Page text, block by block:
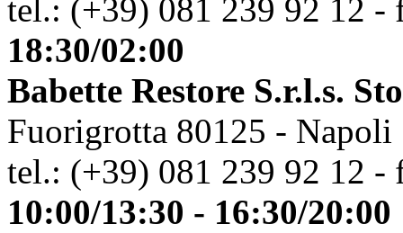
tel.: (+39) 081 239 92 12 -
18:30/02:00
Babette Restore S.r.l.s.
Fuorigrotta 80125 - Napoli
tel.: (+39) 081 239 92 12 -
10:00/13:30 - 16:30/20:00